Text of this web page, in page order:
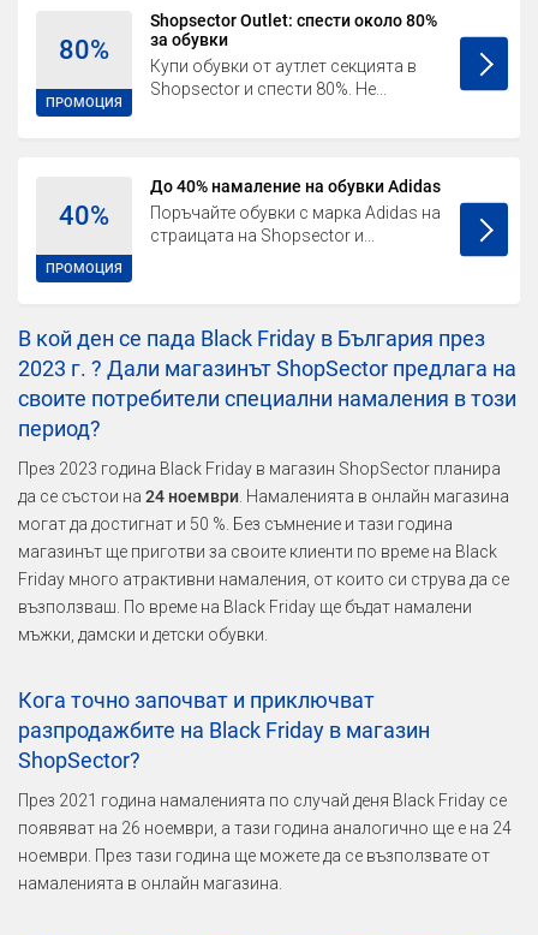
80%
ПРОМОЦИЯ
Shopsector Outlet: спести около 80%
за обувки
Купи обувки от аутлет секцията в
Shopsector и спести 80%. Не...
40%
ПРОМОЦИЯ
До 40% намаление на обувки Adidas
Поръчайте обувки с марка Adidas на
страицата на Shopsector и...
В кой ден се пада Black Friday в България през
2023 г. ? Дали магазинът ShopSector предлага на
своите потребители специални намаления в този
период?
През 2023 година Black Friday в магазин ShopSector планира
да се състои на 24 ноември . Намаленията в онлайн магазина
могат да достигнат и 50 %. Без съмнение и тази година
магазинът ще приготви за своите клиенти по време на Black
Friday много атрактивни намаления, от които си струва да се
възползваш. По време на Black Friday ще бъдат намалени
мъжки, дамски и детски обувки.
Кога точно започват и приключват
разпродажбите на Black Friday в магазин
ShopSector?
През 2021 година намаленията по случай деня Black Friday се
появяват на 26 ноември, а тази година аналогично ще е на 24
ноември. През тази година ще можете да се възползвате от
намаленията в онлайн магазина.